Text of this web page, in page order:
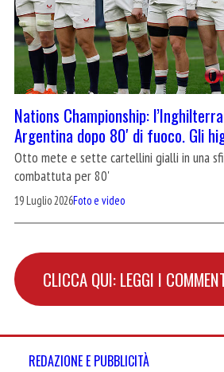
Nations Championship:
Argentina dopo 80′ di fuoco. Gli
Otto mete e sette cartellini gialli in una
combattuta per 80'
19 Luglio 2026Foto e video
CLICCA QUI: LEGGI I
REDAZIONE E PUBBLICITÀ